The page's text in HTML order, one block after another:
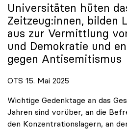
Universitäten hüten
Zeitzeug:innen, bilden
aus zur Vermittlung
und Demokratie und
gegen Antisemitismus
OTS 15. Mai 2025
Wichtige Gedenktage an das
Jahren sind vorüber, an die
den Konzentrationslagern, an